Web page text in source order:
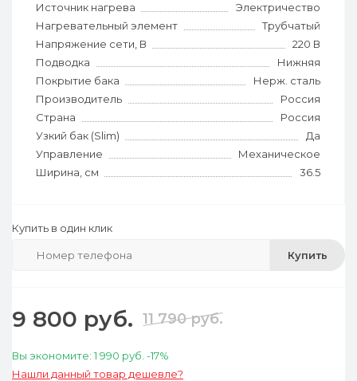
Источник нагрева
Электричество
Нагревательный элемент
Трубчатый
Напряжение сети, В
220 В
Подводка
Нижняя
Покрытие бака
Нерж. сталь
Производитель
Россия
Страна
Россия
Узкий бак (Slim)
Да
Управление
Механическое
Ширина, см
36.5
Купить в один клик
Купить
9 800 руб. 11 790 руб.
Вы экономите: 1 990 руб. -17%
Нашли данный товар дешевле?